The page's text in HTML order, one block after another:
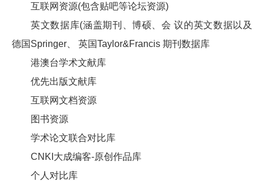
互联网资源(包含贴吧等论坛资源)
英文数据库(涵盖期刊、博硕、会 议的英文数据以及
德国Springer、 英国Taylor&Francis 期刊数据库
港澳台学术文献库
优先出版文献库
互联网文档资源
图书资源
学术论文联合对比库
CNKI大成编客-原创作品库
个人对比库